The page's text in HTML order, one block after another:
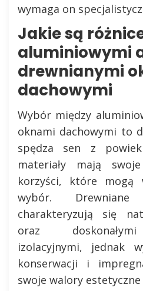
wymaga on
Jakie są
aluminiowymi
drewnianymi
dachowymi
Wybór między
oknami dachowymi to
spędza sen z
materiały mają
korzyści, które mogą
wybór.
charakteryzują się
oraz doskonałymi
izolacyjnymi, jednak
konserwacji i
swoje walory